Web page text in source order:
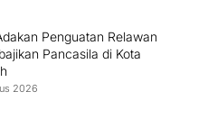
Penguatan Relawan
Pancasila di Kota
2026